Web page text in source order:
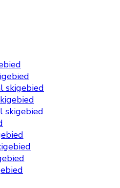
skigebied
skigebied